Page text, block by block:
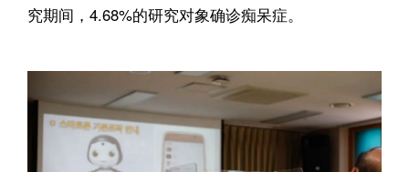
究期间，4.68%的研究对象确诊痴呆症。